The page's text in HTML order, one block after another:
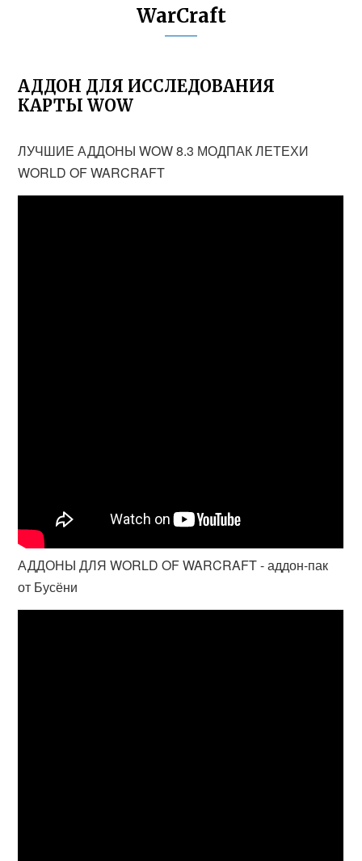
WarCraft
АДДОН ДЛЯ ИССЛЕДОВАНИЯ
КАРТЫ WOW
ЛУЧШИЕ АДДОНЫ WOW 8.3 МОДПАК ЛЕТЕХИ
WORLD OF WARCRAFT
АДДОНЫ ДЛЯ WORLD OF WARCRAFT - аддон-пак
от Бусёни